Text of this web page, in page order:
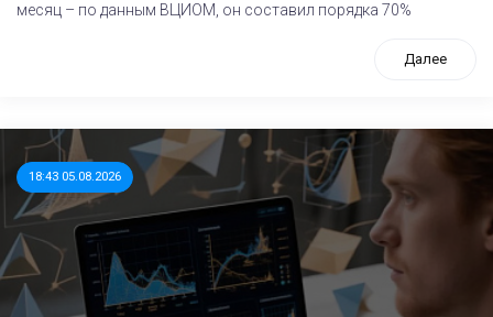
месяц – по данным ВЦИОМ, он составил порядка 70%
Далее
18:43 05.08.2026